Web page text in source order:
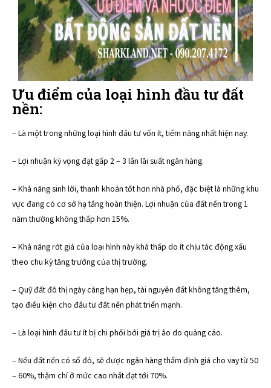
Ưu điểm của loại hình đầu tư đất
nền:
– Là một trong những loại hình đầu tư vốn ít, tiềm năng nhất hiện nay.
– Lợi nhuận kỳ vọng đạt gấp 2 – 3 lần lãi suất ngân hàng.
– Khả năng sinh lời, thanh khoản tốt hơn nhà phố, đặc biệt là những khu
vực đang có cơ sở hạ tầng hoàn thiện. Lợi nhuận của đất nền trong 1
năm thường không thấp hơn 15%.
– Khả năng rớt giá của loại hình này khá thấp do ít chịu tác động xấu
theo chu kỳ tăng trưởng của thị trường.
– Quỹ đất đô thị ngày càng hạn hẹp, tài nguyên đất không tăng thêm,
tạo điều kiện cho đầu tư đất nền phát triển mạnh.
– Là loại hình đầu tư ít bị chi phối bởi giá trị ảo do quảng cáo.
– Nếu đất nền có sổ đỏ, sẽ được ngân hàng thẩm định giá cho vay từ 50
– 60%, thậm chí ở mức cao nhất đạt tới 70%.